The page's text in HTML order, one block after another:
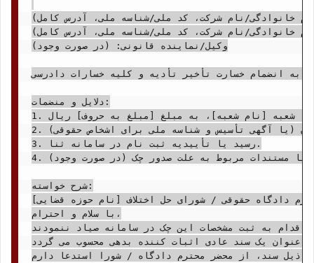
خانوادگی/نام شرکت، کد ملی/شناسه ملی، آدرس کامل)
خانوادگی/نام شرکت، کد ملی/شناسه ملی، آدرس کامل)
وکیل/نماینده قانونی: (در صورت وجود)
انضمام خسارت تأخیر تأدیه و کلیه خسارات دادرسی
دلایل و منضمات:
1. اصل یک فقره چک صیادی به شماره [شماره چک]، مورخ [تاریخ سررسید]، عهده بانک [نام بانک]، شعبه [نام شعبه]، به مبلغ [مبلغ به حروف] ریال.
2. تصویر مصدق کارت ملی/شناسنامه خواهان (یا آگهی تأسیس و شناسه ملی برای اشخاص حقوقی).
3. رسید یا تأییدیه ثبت نام در سامانه ثنا.
4. (در صورت وجود) تصویر مصدق قرارداد یا مستندات مربوط به علت صدور چک.
شرح خواسته:
دادگاه حقوقی / شورای حل اختلاف [نام حوزه قضایی]
با سلام و احترام،
به ثبت مشخصات این چک در سامانه صیاد ننمودند.
1 ماده 21 مکرر قانون صدور چک، فاقد وصف تجاری بوده و صرفاً به عنوان یک سند عادی اثبات کننده بدهی محسوب می گردد.
ذیل سند، از محضر محترم دادگاه / شورا استدعا دارم: